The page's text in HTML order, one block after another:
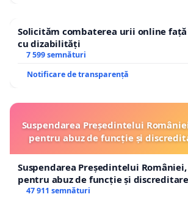
Solicităm combaterea urii online față
cu dizabilități
7 599 semnături
Notificare de transparență
Suspendarea Președintelui
pentru abuz de funcție și
Suspendarea Președintelui
pentru abuz de funcție și
47 911 semnături